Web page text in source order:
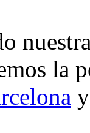
la